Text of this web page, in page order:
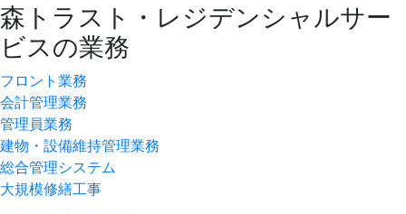
森トラスト・レジデンシャルサー
ビスの業務
フロント業務
会計管理業務
管理員業務
建物・設備維持管理業務
総合管理システム
大規模修繕工事